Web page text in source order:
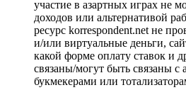
участие в азартных играх не
доходов или альтернативой
ресурс korrespondent.net не
и/или виртуальные деньги,
какой форме оплату ставок и
связаны/могут быть связаны с
букмекерами или